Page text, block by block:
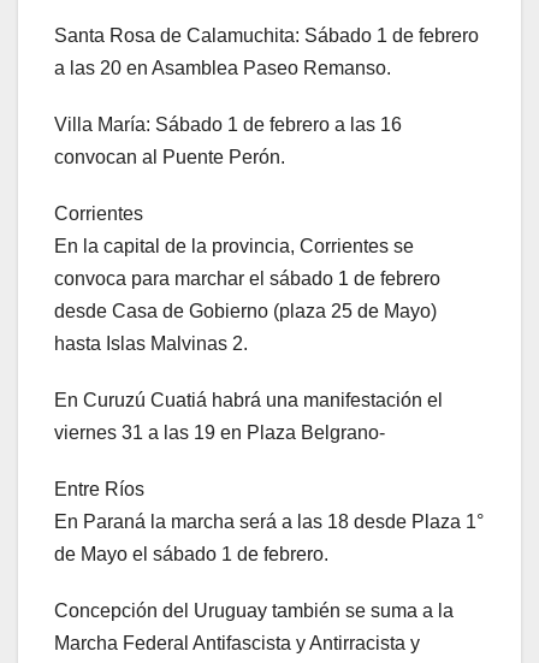
Santa Rosa de Calamuchita: Sábado 1 de febrero
a las 20 en Asamblea Paseo Remanso.
Villa María: Sábado 1 de febrero a las 16
convocan al Puente Perón.
Corrientes
En la capital de la provincia, Corrientes se
convoca para marchar el sábado 1 de febrero
desde Casa de Gobierno (plaza 25 de Mayo)
hasta Islas Malvinas 2.
En Curuzú Cuatiá habrá una manifestación el
viernes 31 a las 19 en Plaza Belgrano-
Entre Ríos
En Paraná la marcha será a las 18 desde Plaza 1°
de Mayo el sábado 1 de febrero.
Concepción del Uruguay también se suma a la
Marcha Federal Antifascista y Antirracista y